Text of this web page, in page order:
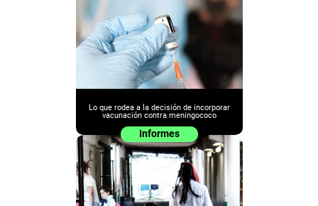
Lo que rodea a la decisión de incorporar
vacunación contra meningococo
Informes